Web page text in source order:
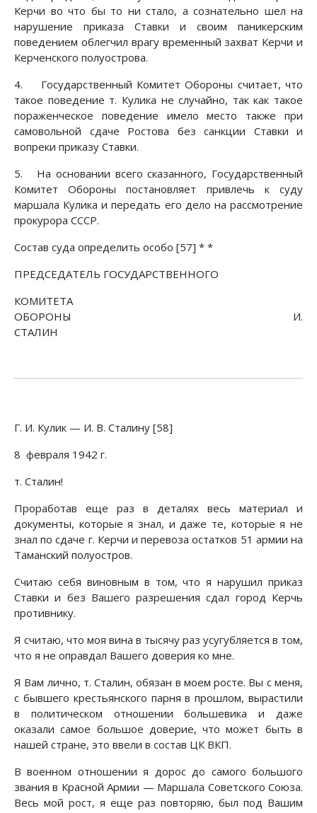
Керчи во что бы то ни стало, а сознательно шел на
нарушение приказа Ставки и своим паникерским
поведением облегчил врагу временный захват Керчи и
Керченского полуострова.
4. Государственный Комитет Обороны считает, что
такое поведение т. Кулика не случайно, так как такое
пораженческое поведение имело место также при
самовольной сдаче Ростова без санкции Ставки и
вопреки приказу Ставки.
5. На основании всего сказанного, Государственный
Комитет Обороны постановляет привлечь к суду
маршала Кулика и передать его дело на рассмотрение
прокурора СССР.
Состав суда определить особо [57] * *
ПРЕДСЕДАТЕЛЬ ГОСУДАРСТВЕННОГО
КОМИТЕТА
ОБОРОНЫ И.
СТАЛИН
Г. И. Кулик — И. В. Сталину [58]
8 февраля 1942 г.
т. Сталин!
Проработав еще раз в деталях весь материал и
документы, которые я знал, и даже те, которые я не
знал по сдаче г. Керчи и перевоза остатков 51 армии на
Таманский полуостров.
Считаю себя виновным в том, что я нарушил приказ
Ставки и без Вашего разрешения сдал город Керчь
противнику.
Я считаю, что моя вина в тысячу раз усугубляется в том,
что я не оправдал Вашего доверия ко мне.
Я Вам лично, т. Сталин, обязан в моем росте. Вы с меня,
с бывшего крестьянского парня в прошлом, вырастили
в политическом отношении большевика и даже
оказали самое большое доверие, что может быть в
нашей стране, это ввели в состав ЦК ВКП.
В военном отношении я дорос до самого большого
звания в Красной Армии — Маршала Советского Союза.
Весь мой рост, я еще раз повторяю, был под Вашим